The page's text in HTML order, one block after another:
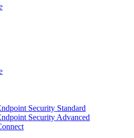
Security Standard
Security Advanced